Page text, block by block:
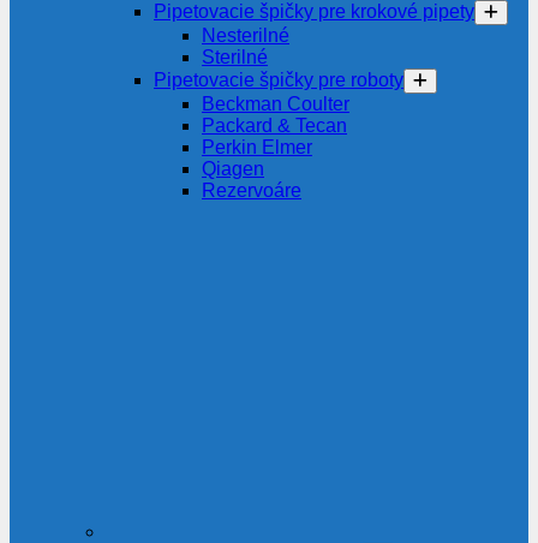
Pipetovacie špičky pre krokové pipety
Nesterilné
Sterilné
Pipetovacie špičky pre roboty
Beckman Coulter
Packard & Tecan
Perkin Elmer
Qiagen
Rezervoáre